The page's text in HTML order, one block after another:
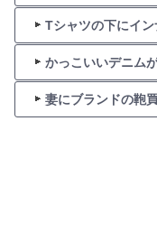
Tシャツの下にイ
かっこいいデニム
妻にブランドの鞄